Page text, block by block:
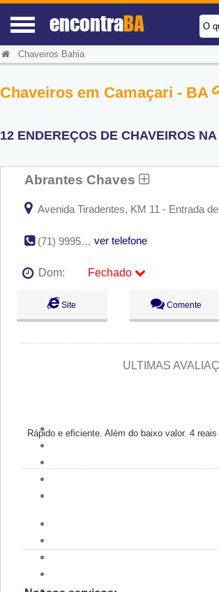
encontraBA O
Chaveiros Bahia
Chaveiros em Camaçari - BA
12 ENDEREÇOS DE CHAVEIROS
Abrantes Chaves
Avenida Tiradentes, KM 11 - Entrada
(71) 99956-4421 ver telefone
Dom:
Fechado
09:00 - 18:00
Qua:
09:00 - 18:00
Sex:
09:00 - 18:00
Site Comente
ULTIMAS
Rápido e eficiente. Além do baixo valor. 4